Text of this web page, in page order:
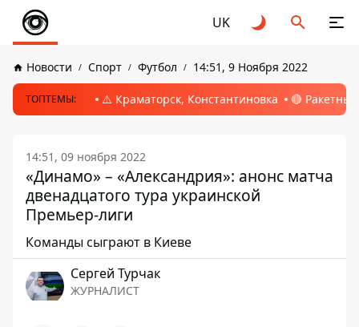
UK
Новости Спорт Футбол 14:51, 9 Ноября 2022
ТОПТЕМЫ: ⚠️ Краматорск, Константиновка 🔴
14:51, 09 ноября 2022
«Динамо» – «Александрия»: анонс матча
двенадцатого тура украинской
Премьер-лиги
Команды сыграют в Киеве
Сергей Турчак
ЖУРНАЛИСТ